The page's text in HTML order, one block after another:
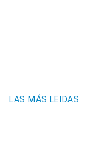
LAS MÁS LEIDAS